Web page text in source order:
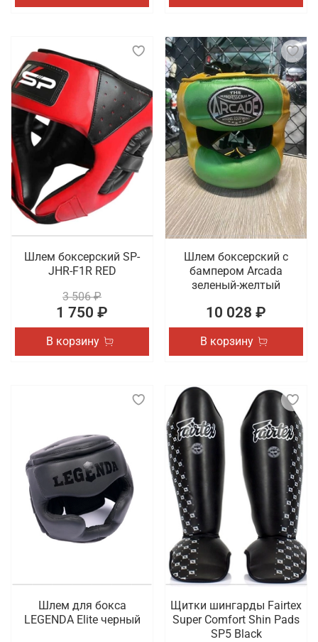
Шлем боксерский SP-
JHR-F1R RED
3 506 ₽
1 750 ₽
В корзину
Шлем боксерский с
бампером Arcada
зеленый-желтый
10 028 ₽
В корзину
Шлем для бокса
LEGENDA Elite черный
Щитки шингарды Fairtex
Super Comfort Shin Pads
SP5 Black